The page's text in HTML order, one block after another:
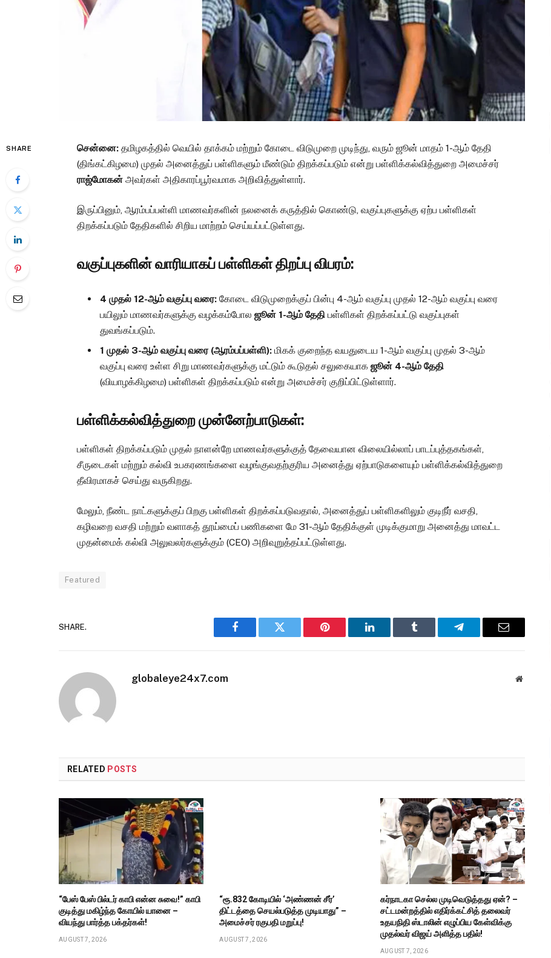
SHARE சென்னை: தமிழகத்தில் வெயில் தாக்கம் மற்றும் கோடை விடுமுறை முடிந்து, வரும் ஜூன் மாதம் 1-ஆம் தேதி
(திங்கட்கிழமை) முதல் அனைத்துப் பள்ளிகளும் மீண்டும் திறக்கப்படும் என்று பள்ளிக்கல்வித்துறை அமைச்சர்
ராஜ்மோகன் அவர்கள் அதிகாரப்பூர்வமாக அறிவித்துள்ளார்.
இருப்பினும், ஆரம்பப்பள்ளி மாணவர்களின் நலனைக் கருத்தில் கொண்டு, வகுப்புகளுக்கு ஏற்ப பள்ளிகள்
திறக்கப்படும் தேதிகளில் சிறிய மாற்றம் செய்யப்பட்டுள்ளது.
வகுப்புகளின் வாரியாகப் பள்ளிகள் திறப்பு விபரம்:
4 முதல் 12-ஆம் வகுப்பு வரை: கோடை விடுமுறைக்குப் பின்பு 4-ஆம் வகுப்பு முதல் 12-ஆம் வகுப்பு வரை
பயிலும் மாணவர்களுக்கு வழக்கம்போலஜூன் 1-ஆம் தேதி பள்ளிகள் திறக்கப்பட்டு வகுப்புகள்
துவங்கப்படும்.
1 முதல் 3-ஆம் வகுப்பு வரை (ஆரம்பப்பள்ளி): மிகக் குறைந்த வயதுடைய 1-ஆம் வகுப்பு முதல் 3-ஆம்
வகுப்பு வரை உள்ள சிறு மாணவர்களுக்கு மட்டும் கூடுதல் சலுகையாகஜூன் 4-ஆம் தேதி
(வியாழக்கிழமை) பள்ளிகள் திறக்கப்படும் என்று அமைச்சர் குறிப்பிட்டுள்ளார்.
பள்ளிக்கல்வித்துறை முன்னேற்பாடுகள்:
பள்ளிகள் திறக்கப்படும் முதல் நாளன்றே மாணவர்களுக்குத் தேவையான விலையில்லாப் பாடப்புத்தகங்கள்,
சீருடைகள் மற்றும் கல்வி உபகரணங்களை வழங்குவதற்குரிய அனைத்து ஏற்பாடுகளையும் பள்ளிக்கல்வித்துறை
தீவிரமாகச் செய்து வருகிறது.
மேலும், நீண்ட நாட்களுக்குப் பிறகு பள்ளிகள் திறக்கப்படுவதால், அனைத்துப் பள்ளிகளிலும் குடிநீர் வசதி,
கழிவறை வசதி மற்றும் வளாகத் தூய்மைப் பணிகளை மே 31-ஆம் தேதிக்குள் முடிக்குமாறு அனைத்து மாவட்ட
முதன்மைக் கல்வி அலுவலர்களுக்கும் (CEO) அறிவுறுத்தப்பட்டுள்ளது.
Featured
SHARE.
Facebook Twitter Pinterest LinkedIn Tumblr Telegram Email
globaleye24x7.com Website
RELATED POSTS
“பேஸ் பேஸ் பில்டர் காபி என்ன சுவை!” காபி
குடித்து மகிழ்ந்த கோயில் யானை –
வியந்து பார்த்த பக்தர்கள்!
AUGUST 7, 2026
“ரூ.832 கோடியில் ‘அண்ணன் சீர்’
திட்டத்தை செயல்படுத்த முடியாது” –
அமைச்சர் ரகுபதி மறுப்பு!
AUGUST 7, 2026
கர்நாடகா செல்ல முடிவெடுத்தது ஏன்? –
சட்டமன்றத்தில் எதிர்க்கட்சித் தலைவர்
உதயநிதி ஸ்டாலின் எழுப்பிய கேள்விக்கு
முதல்வர் விஜய் அளித்த பதில்!
AUGUST 7, 2026